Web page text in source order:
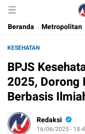
Beranda
Metropolitan
KESEHATAN
BPJS
2025, Dorong
Berbasis
Redaksi
16/06/2025 -